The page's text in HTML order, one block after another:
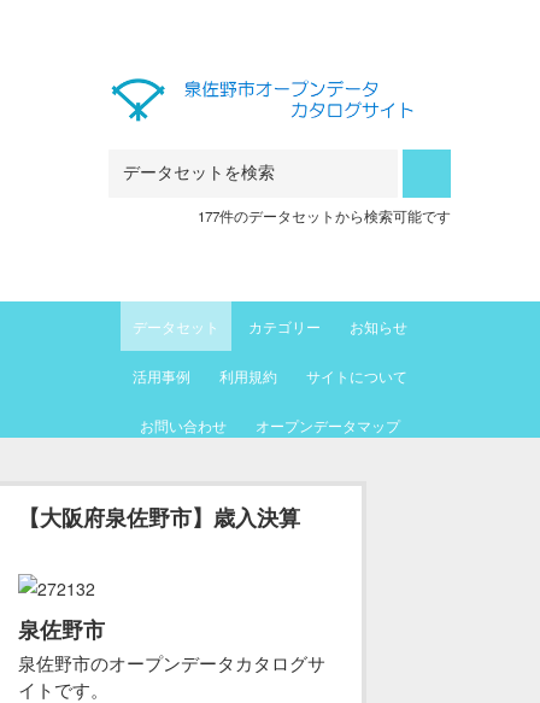
177件のデータセットから検索可能です
データセット カテゴリー お知らせ
活用事例 利用規約 サイトについて
お問い合わせ オープンデータマップ
【大阪府泉佐野市】歳入決算
泉佐野市
泉佐野市のオープンデータカタログサ
イトです。